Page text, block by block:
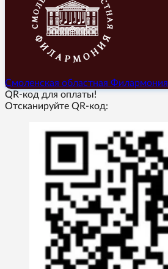
Смоленская областная Филармония
QR-код для оплаты!
Отсканируйте QR-код: